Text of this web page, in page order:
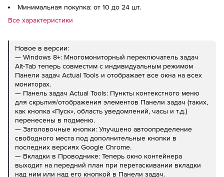
Минимальная покупка: от 10 до 24 шт.
Все характеристики
Новое в версии:
— Windows 8+: Многомониторный переключатель задач
Alt-Tab теперь совместим с индивидуальным режимом
Панели задач Actual Tools и отображает все окна на всех
мониторах.
— Панель задач Actual Tools: Пункты контекстного меню
для скрытия/отображения элементов Панели задач (таких,
как кнопка «Пуск», область уведомлений, часы и т.д.)
перенесены в подменю.
— Заголовочные кнопки: Улучшено автоопределение
свободного места под дополнительные кнопки в
последних версиях Google Chrome.
— Вкладки в Проводнике: Теперь окно контейнера
выходит на передний план при перетаскивании вкладки
над ним или над его кнопкой в Панели задач.